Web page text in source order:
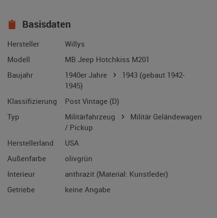
Basisdaten
Hersteller
Willys
Modell
MB Jeep Hotchkiss M201
Baujahr
1940er Jahre 1943 (gebaut 1942-
1945)
Klassifizierung
Post Vintage (D)
Typ
Militärfahrzeug
Militär Geländewagen
/ Pickup
Herstellerland
USA
Außenfarbe
olivgrün
Interieur
anthrazit (Material: Kunstleder)
Getriebe
keine Angabe